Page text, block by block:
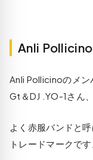
Anli Pollicino
Anli Pollicinoのメン
Gt＆DJ .YO-1さん
よく赤服バンドと
トレードマークです